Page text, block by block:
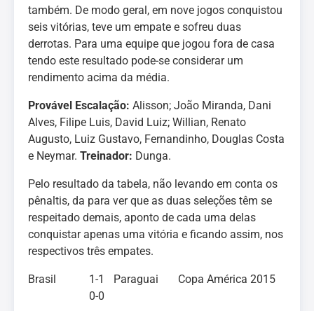
também. De modo geral, em nove jogos conquistou
seis vitórias, teve um empate e sofreu duas
derrotas. Para uma equipe que jogou fora de casa
tendo este resultado pode-se considerar um
rendimento acima da média.
Provável Escalação: Alisson; João Miranda, Dani
Alves, Filipe Luis, David Luiz; Willian, Renato
Augusto, Luiz Gustavo, Fernandinho, Douglas Costa
e Neymar. Treinador: Dunga.
Pelo resultado da tabela, não levando em conta os
pênaltis, da para ver que as duas seleções têm se
respeitado demais, aponto de cada uma delas
conquistar apenas uma vitória e ficando assim, nos
respectivos três empates.
Brasil 1-1 Paraguai Copa América 2015
0-0